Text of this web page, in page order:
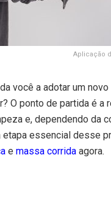
Aplicação
você a adotar um
O ponto de partida é a
e, dependendo da
etapa essencial desse
e massa corrida agora.